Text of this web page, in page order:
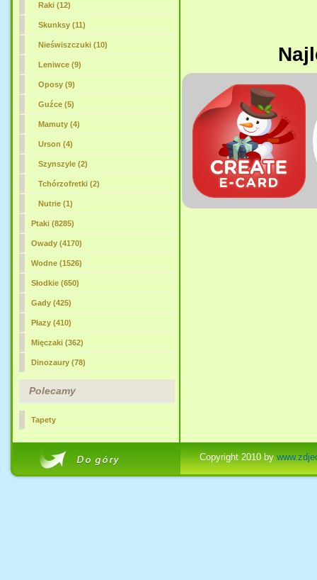
Raki (12)
Skunksy (11)
Nieświszczuki (10)
Leniwce (9)
Oposy (9)
Guźce (5)
Mamuty (4)
Urson (4)
Szynszyle (2)
Tchórzofretki (2)
Nutrie (1)
Ptaki (8285)
Owady (4170)
Wodne (1526)
Słodkie (650)
Gady (425)
Płazy (410)
Mięczaki (362)
Dinozaury (78)
Polecamy
Tapety
Copyright 2010 by